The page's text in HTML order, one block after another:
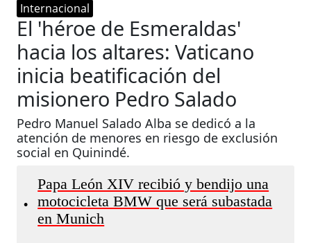
Internacional
El 'héroe de Esmeraldas'
hacia los altares: Vaticano
inicia beatificación del
misionero Pedro Salado
Pedro Manuel Salado Alba se dedicó a la
atención de menores en riesgo de exclusión
social en Quinindé.
•
Papa León XIV recibió y bendijo una
motocicleta BMW que será subastada
en Munich